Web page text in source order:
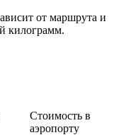
от маршрута и
килограмм.
Стоимость в
аэропорту